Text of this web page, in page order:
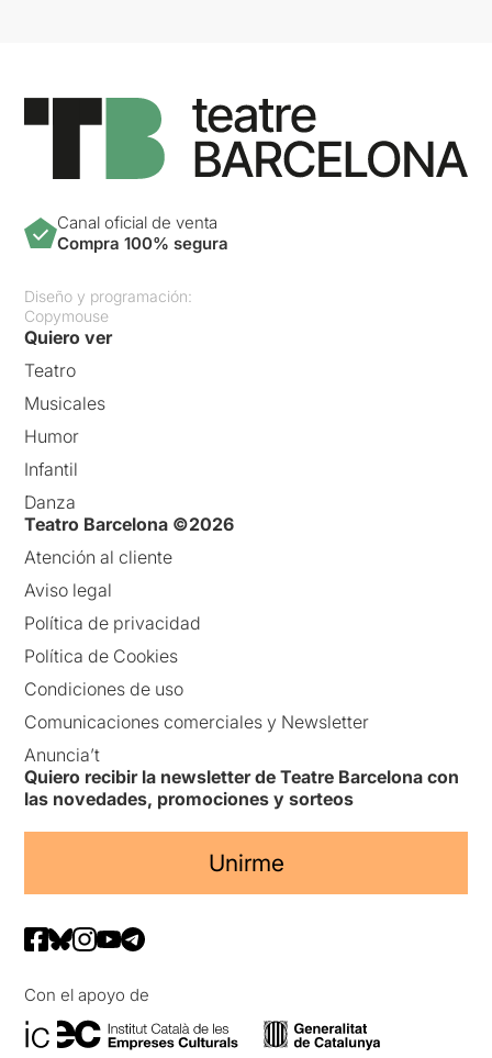
Canal oficial de venta
Compra 100% segura
Diseño y programación:
Copymouse
Quiero ver
Teatro
Musicales
Humor
Infantil
Danza
Teatro Barcelona ©2026
Atención al cliente
Aviso legal
Política de privacidad
Política de Cookies
Condiciones de uso
Comunicaciones comerciales y Newsletter
Anuncia’t
Quiero recibir la newsletter de Teatre Barcelona con
las novedades, promociones y sorteos
Unirme
Con el apoyo de